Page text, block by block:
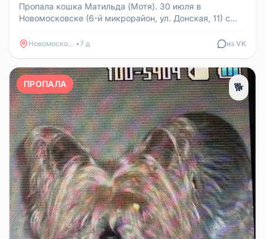
Пропала кошка Матильда (Мотя). 30 июля в
Новомосковске (6-й микрорайон, ул. Донская, 11) с
Новомосковск •7 д из VK
ПРОПАЛА 🐕